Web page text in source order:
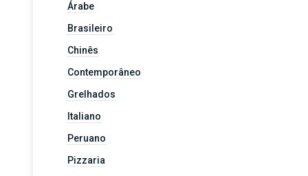
Árabe
Brasileiro
Chinês
Contemporâneo
Grelhados
Italiano
Peruano
Pizzaria